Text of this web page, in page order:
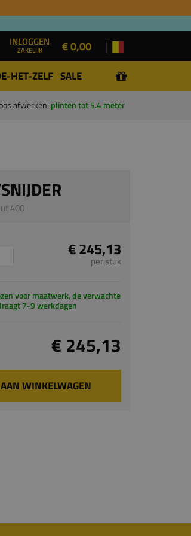
INLOGGEN
ZAKELIJK € 0,00
HET-ZELF SALE
afwerken: plinten tot 5.4 meter
400
€ 245,13
per stuk
voor maatwerk, de verwachte
7-9 werkdagen
€ 245,13
WINKELWAGEN